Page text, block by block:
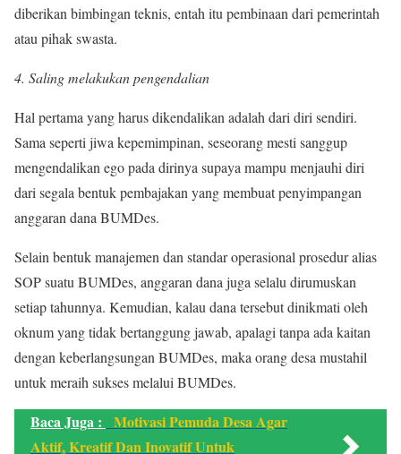
diberikan bimbingan teknis, entah itu pembinaan dari pemerintah
atau pihak swasta.
4. Saling melakukan pengendalian
Hal pertama yang harus dikendalikan adalah dari diri sendiri.
Sama seperti jiwa kepemimpinan, seseorang mesti sanggup
mengendalikan ego pada dirinya supaya mampu menjauhi diri
dari segala bentuk pembajakan yang membuat penyimpangan
anggaran dana BUMDes.
Selain bentuk manajemen dan standar operasional prosedur alias
SOP suatu BUMDes, anggaran dana juga selalu dirumuskan
setiap tahunnya. Kemudian, kalau dana tersebut dinikmati oleh
oknum yang tidak bertanggung jawab, apalagi tanpa ada kaitan
dengan keberlangsungan BUMDes, maka orang desa mustahil
untuk meraih sukses melalui BUMDes.
Baca Juga :
Motivasi Pemuda Desa Agar
Aktif, Kreatif Dan Inovatif Untuk